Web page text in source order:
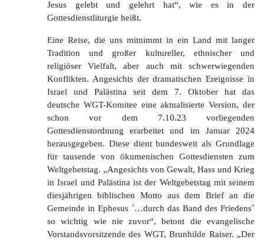
Jesus gelebt und gelehrt hat“, wie es in der
Gottesdienstliturgie heißt.
Eine Reise, die uns mitnimmt in ein Land mit langer
Tradition und großer kultureller, ethnischer und
religiöser Vielfalt, aber auch mit schwerwiegenden
Konflikten. Angesichts der dramatischen Ereignisse in
Israel und Palästina seit dem 7. Oktober hat das
deutsche WGT-Komitee eine aktualisierte Version, der
schon vor dem 7.10.23 vorliegenden
Gottesdienstordnung erarbeitet und im Januar 2024
herausgegeben. Diese dient bundesweit als Grundlage
für tausende von ökumenischen Gottesdiensten zum
Weltgebetstag. „Angesichts von Gewalt, Hass und Krieg
in Israel und Palästina ist der Weltgebetstag mit seinem
diesjährigen biblischen Motto aus dem Brief an die
Gemeinde in Ephesus ´…durch das Band des Friedens`
so wichtig wie nie zuvor“, betont die evangelische
Vorstandsvorsitzende des WGT, Brunhilde Raiser. „Der